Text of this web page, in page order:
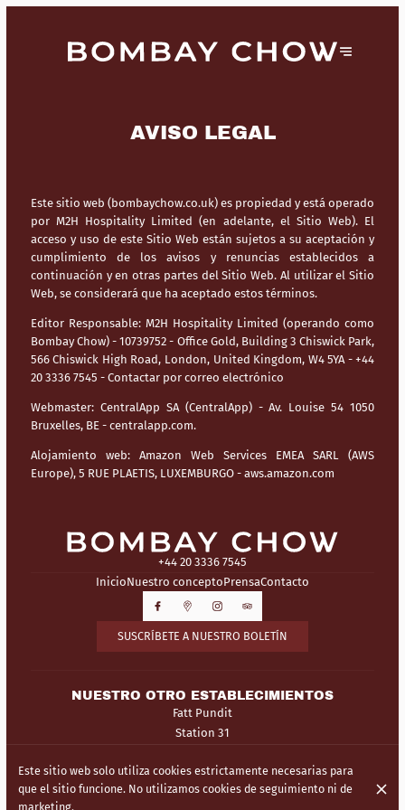
AVISO LEGAL
Este sitio web (bombaychow.co.uk) es propiedad y está operado
por M2H Hospitality Limited (en adelante, el Sitio Web). El
acceso y uso de este Sitio Web están sujetos a su aceptación y
cumplimiento de los avisos y renuncias establecidos a
continuación y en otras partes del Sitio Web. Al utilizar el Sitio
Web, se considerará que ha aceptado estos términos.
Editor Responsable:M2H Hospitality Limited (operando como
Bombay Chow) - 10739752 - Office Gold, Building 3 Chiswick Park,
566 Chiswick High Road, London, United Kingdom, W4 5YA - +44
20 3336 7545 - Contactar por correo electrónico
Webmaster: CentralApp SA (CentralApp) - Av. Louise 54 1050
Bruxelles, BE - centralapp.com.
Alojamiento web: Amazon Web Services EMEA SARL (AWS
Europe), 5 RUE PLAETIS, LUXEMBURGO - aws.amazon.com
+44 20 3336 7545
InicioNuestro conceptoPrensaContacto
SUSCRÍBETE A NUESTRO BOLETÍN
NUESTRO OTRO ESTABLECIMIENTOS
Fatt Pundit
Station 31
© Bombay Chow 2026
Configuración de cookies
Este sitio web solo utiliza cookies estrictamente necesarias para
que el sitio funcione. No utilizamos cookies de seguimiento ni de
marketing.